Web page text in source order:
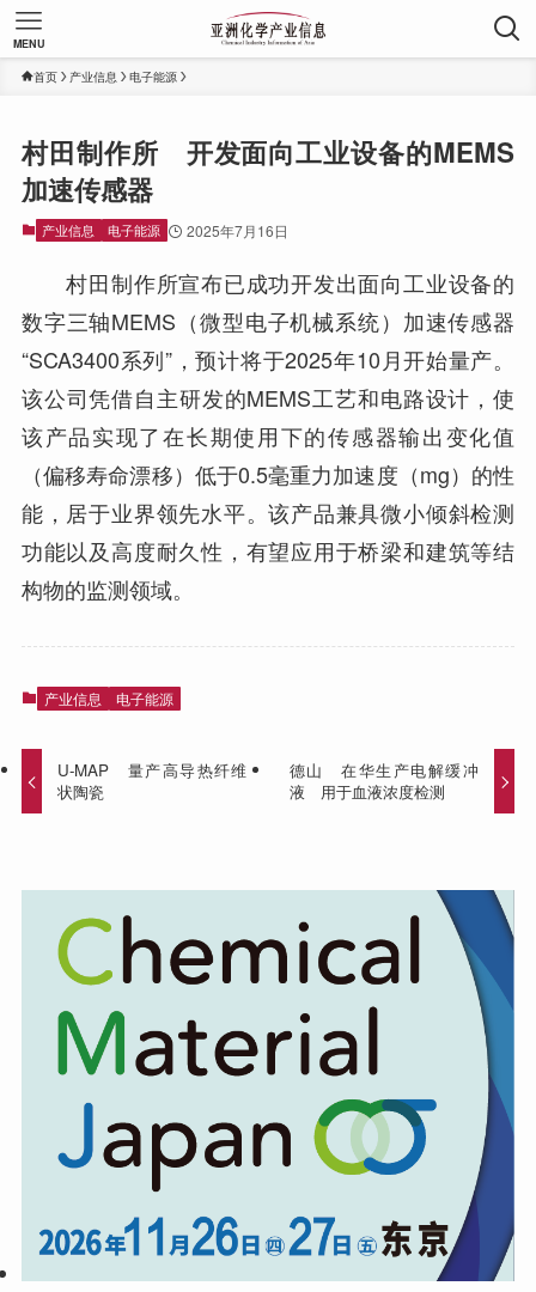
MENU
首页 产业信息 电子能源
村田制作所 开发面向工业设备的MEMS
加速传感器
产业信息 电子能源 2025年7月16日
村田制作所宣布已成功开发出面向工业设备的
数字三轴MEMS（微型电子机械系统）加速传感器
“SCA3400系列”，预计将于2025年10月开始量产。
该公司凭借自主研发的MEMS工艺和电路设计，使
该产品实现了在长期使用下的传感器输出变化值
（偏移寿命漂移）低于0.5毫重力加速度（mg）的性
能，居于业界领先水平。该产品兼具微小倾斜检测
功能以及高度耐久性，有望应用于桥梁和建筑等结
构物的监测领域。
产业信息 电子能源
U-MAP 量产高导热纤维
状陶瓷
德山 在华生产电解缓冲
液 用于血液浓度检测